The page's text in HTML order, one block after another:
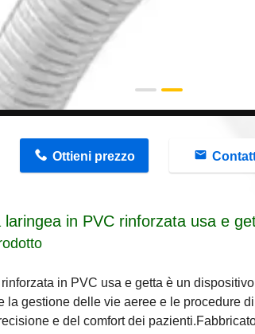
Ottieni prezzo
laringea in PVC rinforzata usa e
in PVC usa e getta è un
la gestione delle vie aeree e le procedure
e del comfort dei